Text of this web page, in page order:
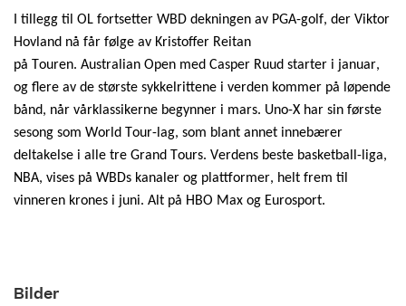
I tillegg til OL fortsetter WBD dekningen av PGA-golf, der Viktor
Hovland nå får følge av Kristoffer Reitan
på Touren. Australian Open med Casper Ruud starter i januar,
og flere av de største sykkelrittene i verden kommer på løpende
bånd, når vårklassikerne begynner i mars. Uno-X har sin første
sesong som World Tour-lag, som blant annet innebærer
deltakelse i alle tre Grand Tours. Verdens beste basketball-liga,
NBA, vises på WBDs kanaler og plattformer, helt frem til
vinneren krones i juni. Alt på HBO Max og Eurosport.
Bilder